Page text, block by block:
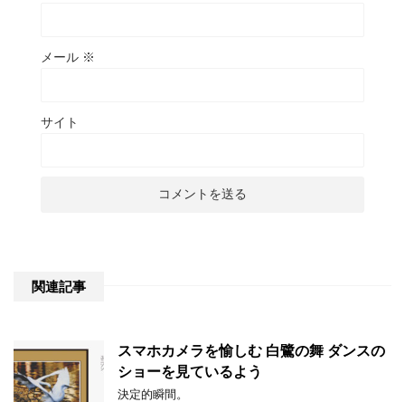
メール ※
サイト
関連記事
スマホカメラを愉しむ 白鷺の舞 ダンスの
ショーを見ているよう
決定的瞬間。